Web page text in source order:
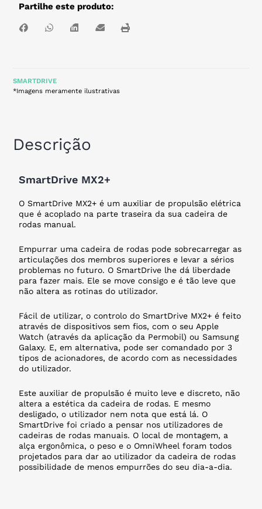
Partilhe este produto:
SMARTDRIVE
*Imagens meramente ilustrativas
Descrição
SmartDrive MX2+
O SmartDrive MX2+ é um auxiliar de propulsão elétrica
que é acoplado na parte traseira da sua cadeira de
rodas manual.
Empurrar uma cadeira de rodas pode sobrecarregar as
articulações dos membros superiores e levar a sérios
problemas no futuro. O SmartDrive lhe dá liberdade
para fazer mais. Ele se move consigo e é tão leve que
não altera as rotinas do utilizador.
Fácil de utilizar, o controlo do SmartDrive MX2+ é feito
através de dispositivos sem fios, com o seu Apple
Watch (através da aplicação da Permobil) ou Samsung
Galaxy. E, em alternativa, pode ser comandado por 3
tipos de acionadores, de acordo com as necessidades
do utilizador.
Este auxiliar de propulsão é muito leve e discreto, não
altera a estética da cadeira de rodas. E mesmo
desligado, o utilizador nem nota que está lá. O
SmartDrive foi criado a pensar nos utilizadores de
cadeiras de rodas manuais. O local de montagem, a
alça ergonômica, o peso e o OmniWheel foram todos
projetados para dar ao utilizador da cadeira de rodas
possibilidade de menos empurrões do seu dia-a-dia.